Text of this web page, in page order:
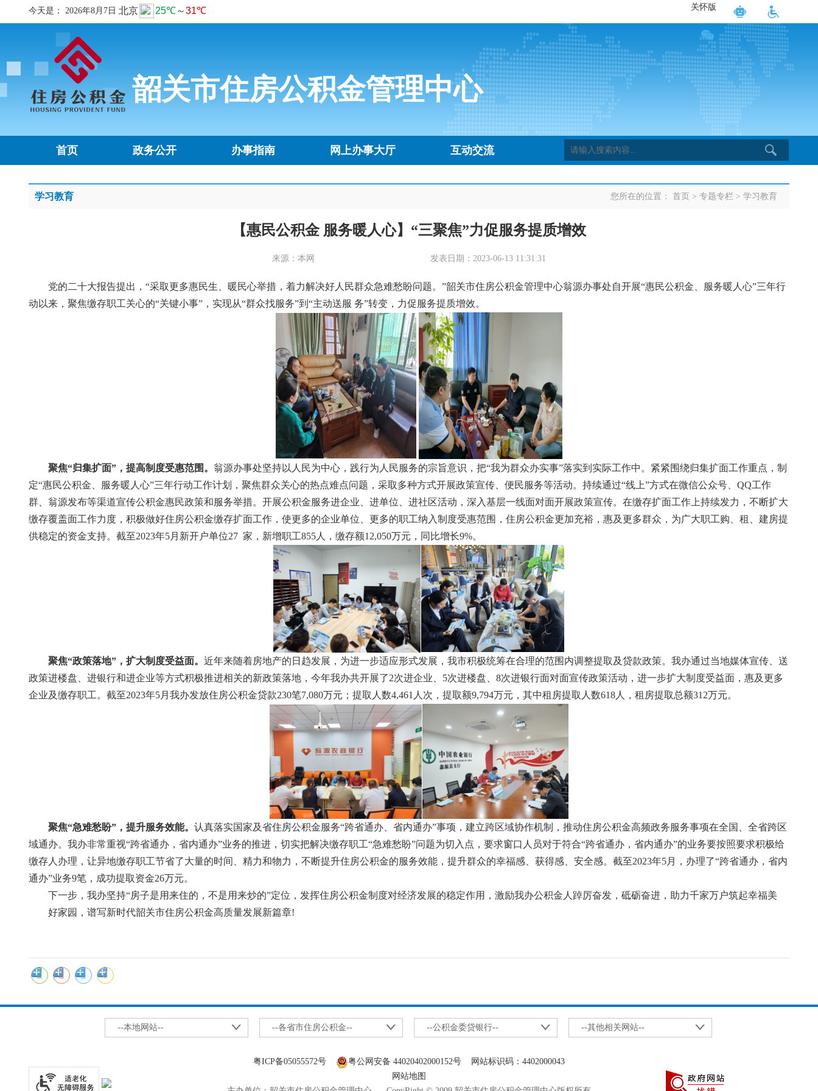
今天是： 2026年8月7日 关怀版
韶关市住房公积金管理中心
首页 政务公开 办事指南 网上办事大厅 互动交流
您所在的位置： 首页 > 专题专栏 > 学习教育
学习教育
【惠民公积金 服务暖人心】“三聚焦”力促服务提质增效
来源：本网 发表日期：2023-06-13 11:31:31
党的二十大报告提出，“采取更多惠民生、暖民心举措，着力解决好人民群众急难愁盼问题。”韶关市住房公积金管理中心翁源办事处自开展“惠民公积金、服务暖人心”三年行
动以来，聚焦缴存职工关心的“关键小事”，实现从“群众找服务”到“主动送服 务”转变，力促服务提质增效。
聚焦“归集扩面”，提高制度受惠范围。 翁源办事处坚持以人民为中心，践行为人民服务的宗旨意识，把“我为群众办实事”落实到实际工作中。紧紧围绕归集扩面工作重点，制
定“惠民公积金、服务暖人心”三年行动工作计划，聚焦群众关心的热点难点问题，采取多种方式开展政策宣传、便民服务等活动。持续通过“线上”方式在微信公众号、QQ工作
群、翁源发布等渠道宣传公积金惠民政策和服务举措。开展公积金服务进企业、进单位、进社区活动，深入基层一线面对面开展政策宣传。在缴存扩面工作上持续发力，不断扩大
缴存覆盖面工作力度，积极做好住房公积金缴存扩面工作，使更多的企业单位、更多的职工纳入制度受惠范围，住房公积金更加充裕，惠及更多群众，为广大职工购、租、建房提
供稳定的资金支持。截至2023年5月新开户单位27 家，新增职工855人，缴存额12,050万元，同比增长9%。
聚焦“政策落地”，扩大制度受益面。 近年来随着房地产的日趋发展，为进一步适应形式发展，我市积极统筹在合理的范围内调整提取及贷款政策。我办通过当地媒体宣传、送
政策进楼盘、进银行和进企业等方式积极推进相关的新政策落地，今年我办共开展了2次进企业、5次进楼盘、8次进银行面对面宣传政策活动，进一步扩大制度受益面，惠及更多
企业及缴存职工。截至2023年5月我办发放住房公积金贷款230笔7,080万元；提取人数4,461人次，提取额9,794万元，其中租房提取人数618人，租房提取总额312万元。
聚焦“急难愁盼”，提升服务效能。 认真落实国家及省住房公积金服务“跨省通办、省内通办”事项，建立跨区域协作机制，推动住房公积金高频政务服务事项在全国、全省跨区
域通办。我办非常重视“跨省通办，省内通办”业务的推进，切实把解决缴存职工“急难愁盼”问题为切入点，要求窗口人员对于符合“跨省通办，省内通办”的业务要按照要求积极给
缴存人办理，让异地缴存职工节省了大量的时间、精力和物力，不断提升住房公积金的服务效能，提升群众的幸福感、获得感、安全感。截至2023年5月，办理了“跨省通办，省内
通办”业务9笔，成功提取资金26万元。
下一步，我办坚持“房子是用来住的，不是用来炒的”定位，发挥住房公积金制度对经济发展的稳定作用，激励我办公积金人踔厉奋发，砥砺奋进，助力千家万户筑起幸福美
好家园，谱写新时代韶关市住房公积金高质量发展新篇章!
--本地网站-- --各省市住房公积金-- --公积金委贷银行-- --其他相关网站--
粤ICP备05055572号 粤公网安备 44020402000152号 网站标识码：4402000043
网站地图